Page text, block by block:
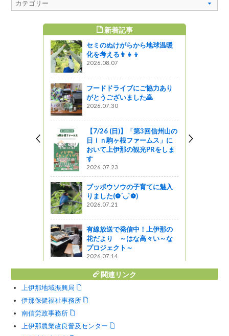
新着記事
セミのぬけがらから地球温暖
化を考える👨‍👧‍👦
2026.08.07
フードドライブにご協力あり
がとうございました🙇
2026.07.30
【7/26 (日)】「第3回信州山の
日ｉｎ駒ヶ根ファームス」に
おいて上伊那の観光PRをしま
す
2026.07.23
ブッポウソウの子育てに魅入
りました(❁´◡`❁)
2026.07.21
有線放送で発信中！上伊那の
花だより ～はな高々い～な
プロジェクト～
2026.07.14
関連リンク
上伊那地域振興局
伊那保健福祉事務所
南信労政事務所
上伊那農業改良普及センター